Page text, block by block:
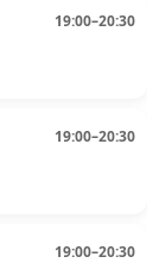
19:00–20:30
19:00–20:30
19:00–20:30